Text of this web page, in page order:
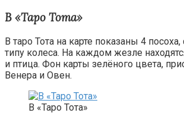
В «Таро Тота»
В таро Тота на карте показаны 4
типу колеса. На каждом жезле
и птица. Фон карты зелёного цвета,
Венера и Овен.
В «Таро Тота»